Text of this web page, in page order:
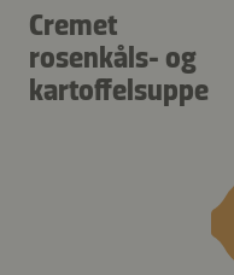
Cremet
rosenkåls- og
kartoffelsuppe